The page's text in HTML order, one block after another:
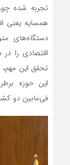
تجربه شده
همسایه یعنی
دستگاه‌های
اقتصادی را
تحقق این
این حوزه
فی‌مابین دو